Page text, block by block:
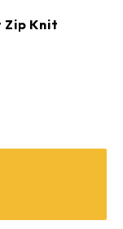
Zip Knit